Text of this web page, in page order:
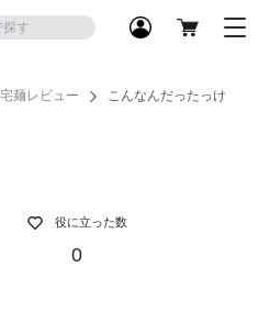
麺レビュー こんなんだったっけ
役に立った数
0